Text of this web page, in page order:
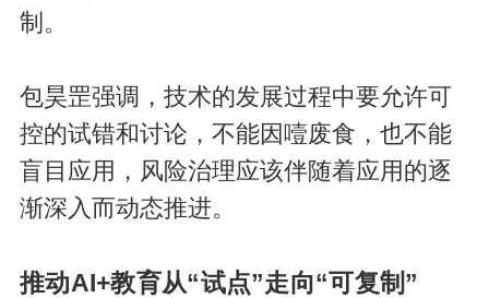
制。
包昊罡强调，技术的发展过程中要允许可
控的试错和讨论，不能因噎废食，也不能
盲目应用，风险治理应该伴随着应用的逐
渐深入而动态推进。
推动AI+教育从“试点”走向“可复制”